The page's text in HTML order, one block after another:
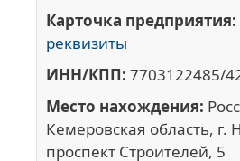
Карточка предприятия:
реквизиты
ИНН/КПП: 7703122485/
Место нахождения:
Кемеровская область, г.
проспект Строителей, 5